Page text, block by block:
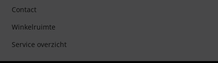
Contact
Winkelruimte
Service overzicht